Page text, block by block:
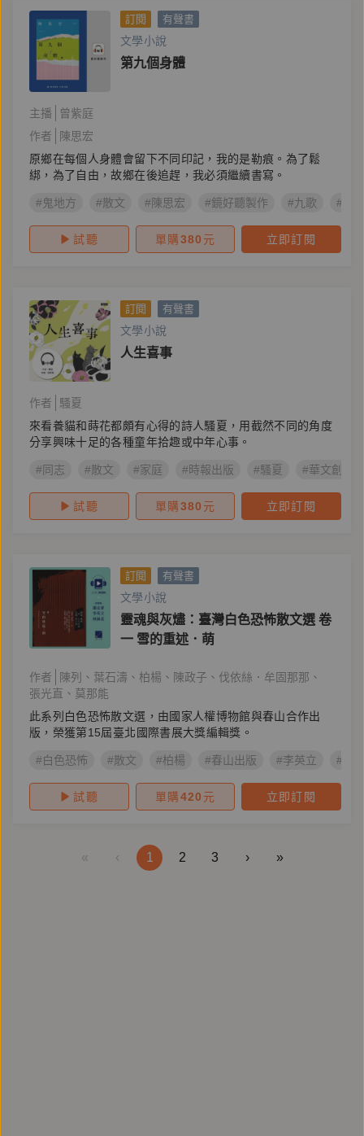
訂閱 有聲書
文學小說
第九個身體
主播
曾紫庭
作者
陳思宏
原鄉在每個人身體會留下不同印記，我的是勒痕。為了鬆
綁，為了自由，故鄉在後追趕，我必須繼續書寫。
#鬼地方 #散文 #陳思宏 #鏡好聽製作 #九歌 #社
試聽 單購380 元 立即訂閱
訂閱 有聲書
文學小說
人生喜事
作者
騷夏
來看養貓和蒔花都頗有心得的詩人騷夏，用截然不同的角度
分享興味十足的各種童年拾趣或中年心事。
#同志 #散文 #家庭 #時報出版 #騷夏 #華文創作
試聽 單購380 元 立即訂閱
訂閱 有聲書
文學小說
靈魂與灰燼：臺灣白色恐怖散文選 卷
一 雪的重述．萌
作者 陳列 葉石濤 柏楊 陳政子
伐依絲．牟固那那
張光直
莫那能
此系列白色恐怖散文選，由國家人權博物館與春山合作出
版，榮獲第15屆臺北國際書展大獎編輯獎。
#白色恐怖 #散文 #柏楊 #春山出版 #李英立 #蕭
試聽 單購420 元 立即訂閱
« ‹ 1 2 3 › »